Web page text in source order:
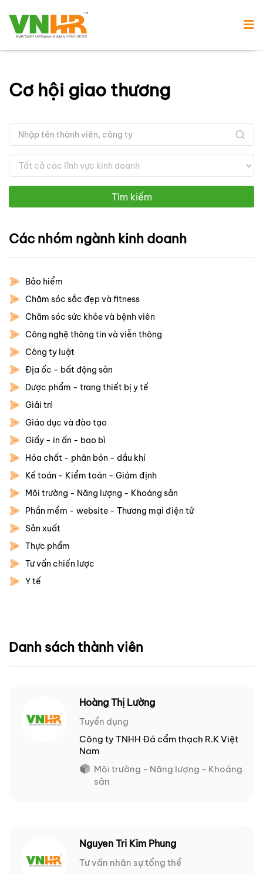
Cơ hội giao thương
Tìm kiếm
Các nhóm ngành kinh doanh
Bảo hiểm
Chăm sóc sắc đẹp và fitness
Chăm sóc sức khỏe và bệnh viên
Công nghệ thông tin và viễn thông
Công ty luật
Địa ốc - bất động sản
Dược phẩm - trang thiết bị y tế
Giải trí
Giáo dục và đào tạo
Giấy - in ấn - bao bì
Hóa chất - phân bón - dầu khí
Kế toán - Kiểm toán - Giám định
Môi trường - Năng lượng - Khoáng sản
Phần mềm - website - Thương mại điện tử
Sản xuất
Thực phẩm
Tư vấn chiến lược
Y tế
Danh sách thành viên
Hoàng Thị Lường
Tuyển dụng
Công ty TNHH Đá cẩm thạch R.K Việt
Nam
Môi trường - Năng lượng - Khoáng
sản
Nguyen Tri Kim Phung
Tư vấn nhân sự tổng thể